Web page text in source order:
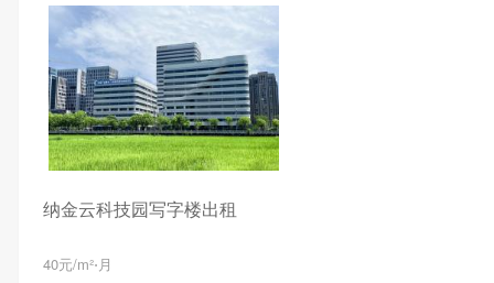
纳金云科技园写字楼出租
40元/m²⋅月